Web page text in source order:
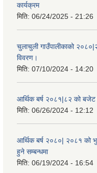
कार्यक्रम
मिति: 06/24/2025 - 21:26
चुलाचुली गाउँपालीकाको
विवरण।
मिति: 07/10/2024 - 14:20
आर्थिक बर्ष २०८१|८२ को बजेट
मिति: 06/26/2024 - 12:12
आर्थिक बर्ष २०८०| २०८१ को
हुने सम्बन्धमा
मिति: 06/19/2024 - 16:54